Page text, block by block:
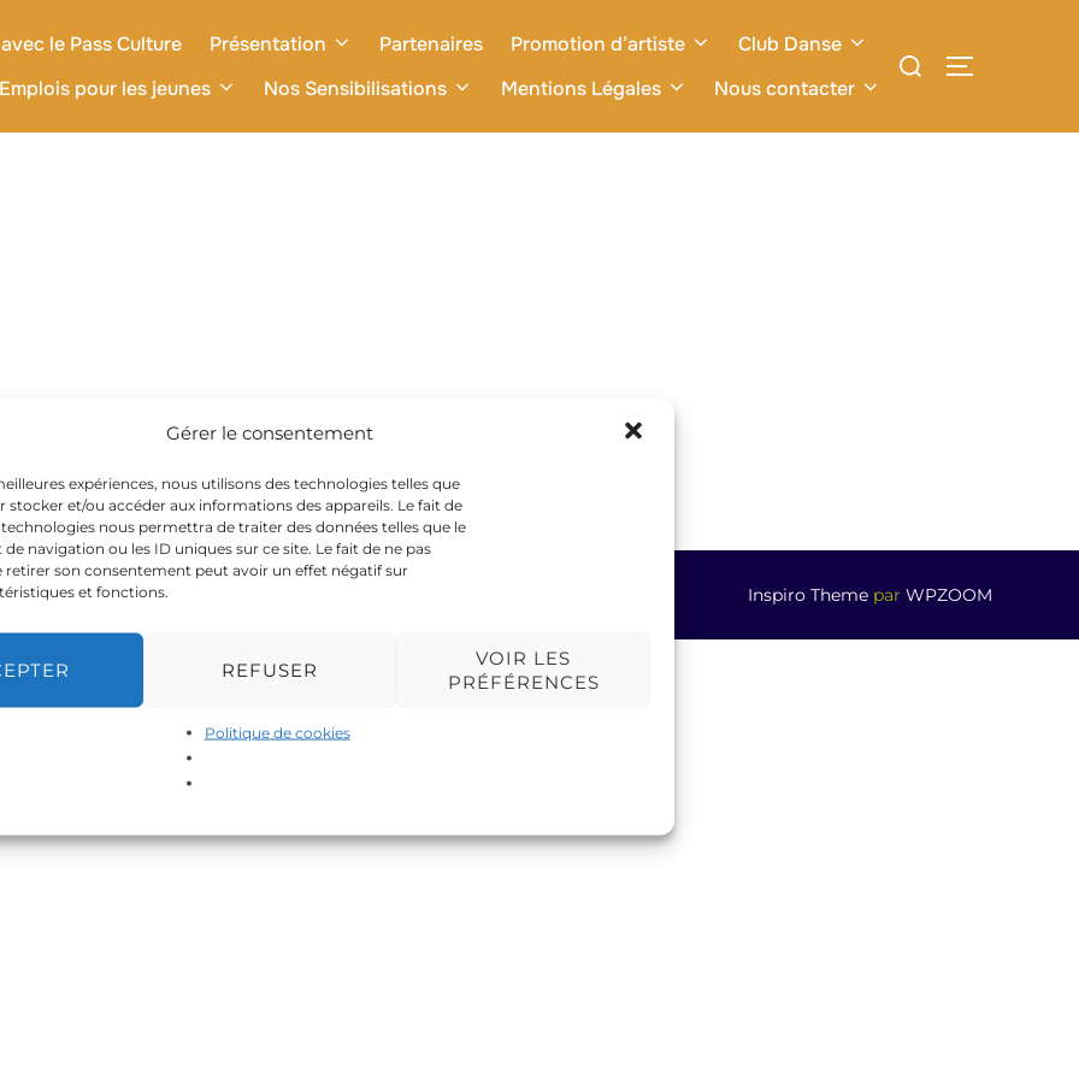
Gérer le consentement
expériences, nous utilisons des technologies telles que
stocker et/ou accéder aux informations des appareils. Le fait de
nous permettra de traiter des données telles que le
navigation ou les ID uniques sur ce site. Le fait de ne pas
retirer son consentement peut avoir un effet négatif sur
et fonctions.
REFUSER
VOIR LES
PRÉFÉRENCES
Politique de cookies
le Pass Culture Présentation Partenaires Promotion d’artiste
Club Danse
pour les jeunes
Nos Sensibilisations Mentions Légales Nous contacter
Inspiro Theme par WPZOOM